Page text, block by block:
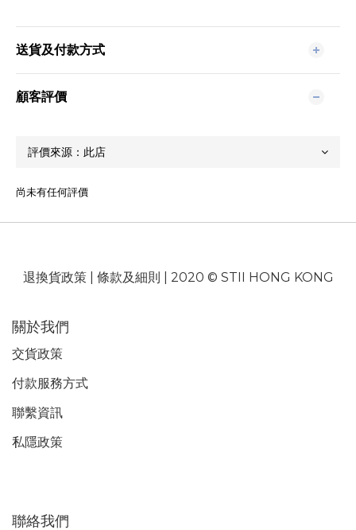
送貨及付款方式
顧客評價
尚未有任何評價
退換貨政策| 條款及細則 | 2020 © STII HONG KONG
關於我們
交貨政策
付款服務方式
聯繫資訊
私隱政策
聯絡我們